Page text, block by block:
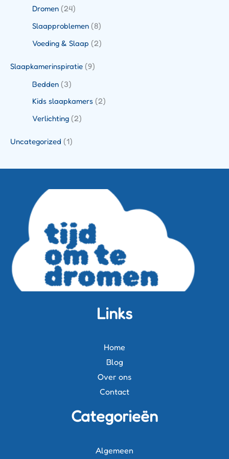
Dromen(24)
Slaapproblemen(8)
Voeding & Slaap (2)
Slaapkamerinspiratie (9)
Bedden(3)
Kids slaapkamers(2)
Verlichting(2)
Uncategorized (1)
Links
Home
Blog
Over ons
Contact
Categorieën
Algemeen